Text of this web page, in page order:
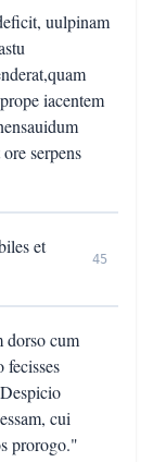
uulpinam
iacentem
serpens
et
45
dorso cum
cui
prorogo."